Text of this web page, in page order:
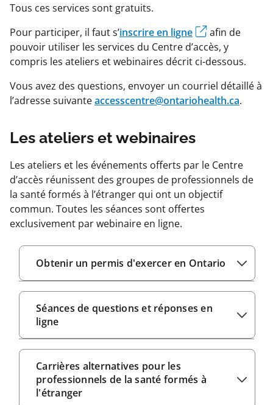
Tous ces services sont gratuits.
Pour participer, il faut s’inscrire en ligne
afin de
pouvoir utiliser les services du Centre d’accès, y
compris les ateliers et webinaires décrit ci-dessous.
Vous avez des questions, envoyer un courriel détaillé à
l’adresse suivanteaccesscentre@ontariohealth.ca.
Les ateliers et webinaires
Les ateliers et les événements offerts par le Centre
d’accès réunissent des groupes de professionnels de
la santé formés à l’étranger qui ont un objectif
commun. Toutes les séances sont offertes
exclusivement par webinaire en ligne.
Obtenir un permis d'exercer en Ontario
Séances de questions et réponses en
ligne
Carrières alternatives pour les
professionnels de la santé formés à
l'étranger